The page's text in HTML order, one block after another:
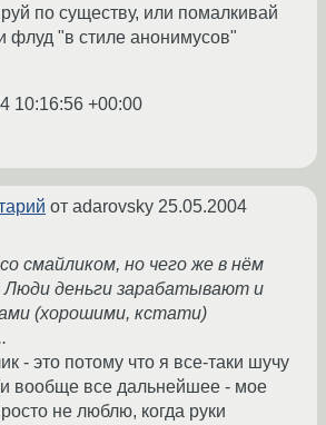
по существу, или помалкивай
флуд "в стиле анонимусов"
10:16:56 +00:00
от adarovsky 25.05.2004
смайликом, но чего же в нём
Люди деньги зарабатывают и
(хорошими, кстати)
- это потому что я все-таки шучу
вообще все дальнейшее - мое
не люблю, когда руки